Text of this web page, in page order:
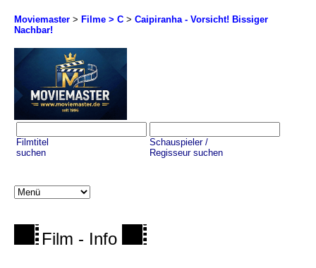
Moviemaster > Filme > C > Caipiranha - Vorsicht! Bissiger
Nachbar!
Filmtitel
suchen
Schauspieler /
Regisseur suchen
Film - Info